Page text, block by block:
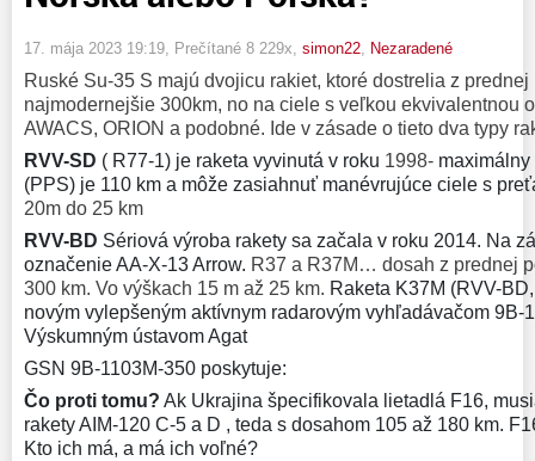
17. mája 2023 19:19 , Prečítané 8 229x, simon22 Nezaradené
Ruské Su-35 S majú dvojicu rakiet, ktoré dostrelia z
najmodernejšie 300km, no na ciele s veľkou ekvivalentnou
AWACS, ORION a podobné. Ide v zásade o tieto dva typy
RVV-SD ( R77-1) je raketa vyvinutá v roku 1998-
(PPS) je 110 km a môže zasiahnuť manévrujúce ciele s
20m do 25 km
RVV-BD Sériová výroba rakety sa začala v roku 2014. Na
označenie AA-X-13 Arrow. R37 a R37M… dosah z prednej
300 km. Vo výškach 15 m až 25 km. Raketa K37M (RVV-
novým vylepšeným aktívnym radarovým vyhľadávačom 9B-
Výskumným ústavom Agat
GSN 9B-1103M-350 poskytuje:
Čo proti tomu? Ak Ukrajina špecifikovala lietadlá F16,
rakety AIM-120 C-5 a D , teda s dosahom 105 až 180 km.
Kto ich má, a má ich voľné?